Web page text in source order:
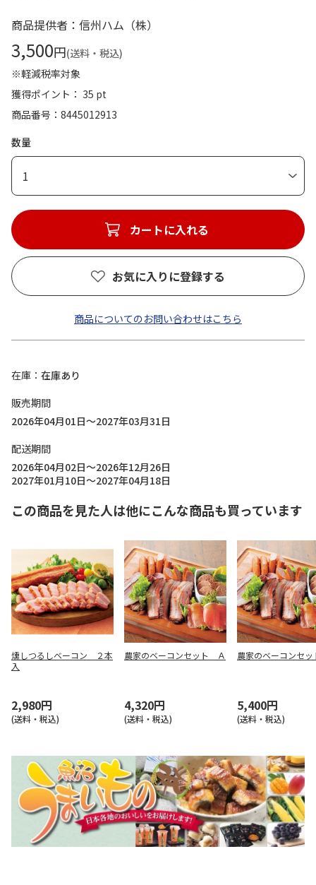
商品提供者：信州ハム（株）
3,500円(送料・税込)
※軽減税率対象
獲得ポイント： 35 pt
商品番号
8445012913
数量
1
カートに入れる
お気に入りに登録する
商品についてのお問い合わせはこちら
在庫
在庫あり
販売期間
2026年04月01日～2027年03月31日
配送期間
2026年04月02日～2026年12月26日
2027年01月10日～2027年04月18日
この商品を見た人は他にこんな商品も買っています
燻しつるしベーコン ２本
入
2,980円
(送料・税込)
農家のベーコンセット Ａ
4,320円
(送料・税込)
農家のベーコンセ
5,400円
(送料・税込)